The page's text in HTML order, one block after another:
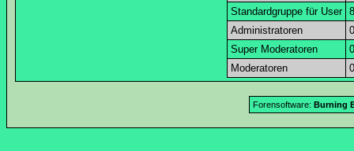
Standardgruppe für User
Administratoren
0
Super Moderatoren
0
Moderatoren
0
Forensoftware: Burning